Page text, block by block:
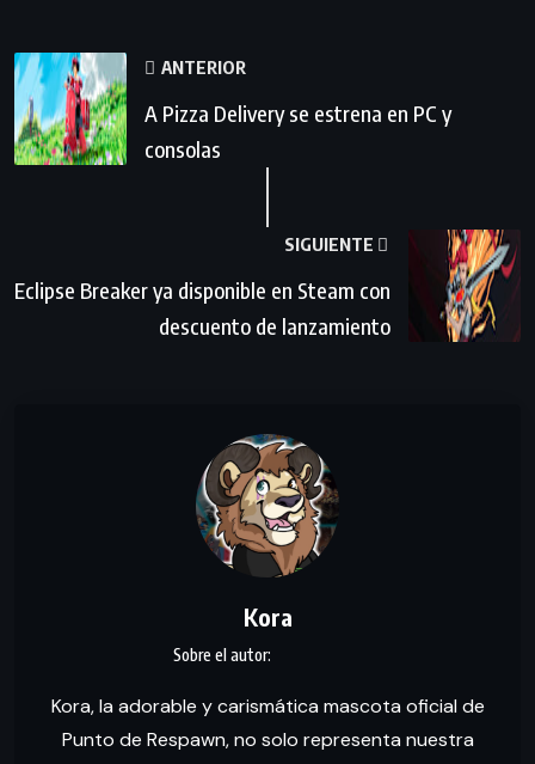
ANTERIOR
A Pizza Delivery se estrena en PC y
consolas
SIGUIENTE
Eclipse Breaker ya disponible en Steam con
descuento de lanzamiento
Kora
Kora, la adorable y carismática mascota oficial de
Punto de Respawn, no solo representa nuestra